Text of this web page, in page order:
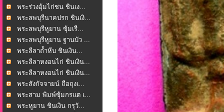
พระร่วงอุ้มไก่ชน ชินเง...
พระลพบุรีนาคปรก ชินเงิ...
พระลพบุรีหูยาน ซุ้มเรื...
พระลพบุรีหูยาน ฐานบัว ...
พระลีลาถ้ำหีบ ชินเงิน...
พระลีลาหงอนไก่ ชินเงิน...
พระลีลาหงอนไก่ ชินเงิน...
พระสังกัจจายน์ ถือถุงเ...
พระสาม พิมพ์ซุ้มกรแต เ...
พระหูยาน ชินเงิน กรุวั...